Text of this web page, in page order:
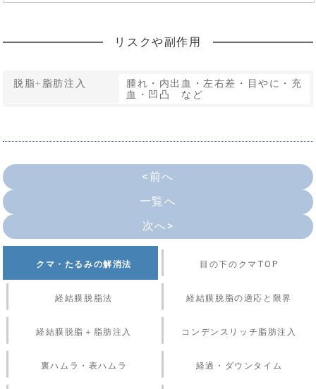
リスクや副作用
脱脂+脂肪注入
腫れ・内出血・左右差・目やに・充
血・凹凸 など
<前へ
一覧へ
次へ>
クマ・たるみの解消法 目の下のクマTOP
経結膜脱脂法 経結膜脱脂の適応と限界
経結膜脱脂＋脂肪注入 コンデンスリッチ脂肪注入
裏ハムラ・表ハムラ 経過・ダウンタイム